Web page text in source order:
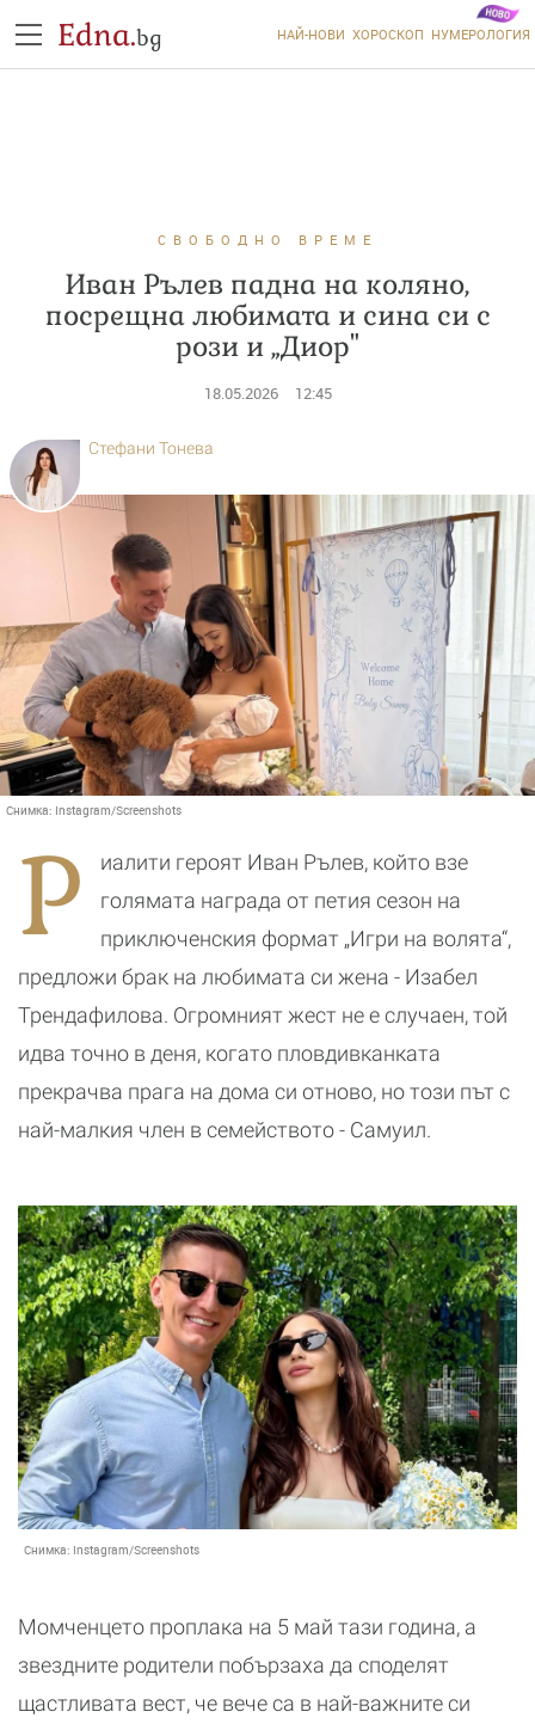
Edna.bg НАЙ-НОВИ ХОРОСКОП НУМЕРОЛОГИЯ
СВОБОДНО ВРЕМЕ
Иван Рълев падна на коляно,
посрещна любимата и сина си с
рози и „Диор"
18.05.2026 12:45
Снимка: Instagram/Screenshots
Стефани Тонева
Р
иалити героят Иван Рълев, който взе
голямата награда от петия сезон на
приключенския формат „Игри на волята“,
предложи брак на любимата си жена - Изабел
Трендафилова. Огромният жест не е случаен, той
идва точно в деня, когато пловдивканката
прекрачва прага на дома си отново, но този път с
най-малкия член в семейството - Самуил.
Снимка: Instagram/Screenshots
Момченцето проплака на 5 май тази година, а
звездните родители побързаха да споделят
щастливата вест, че вече са в най-важните си